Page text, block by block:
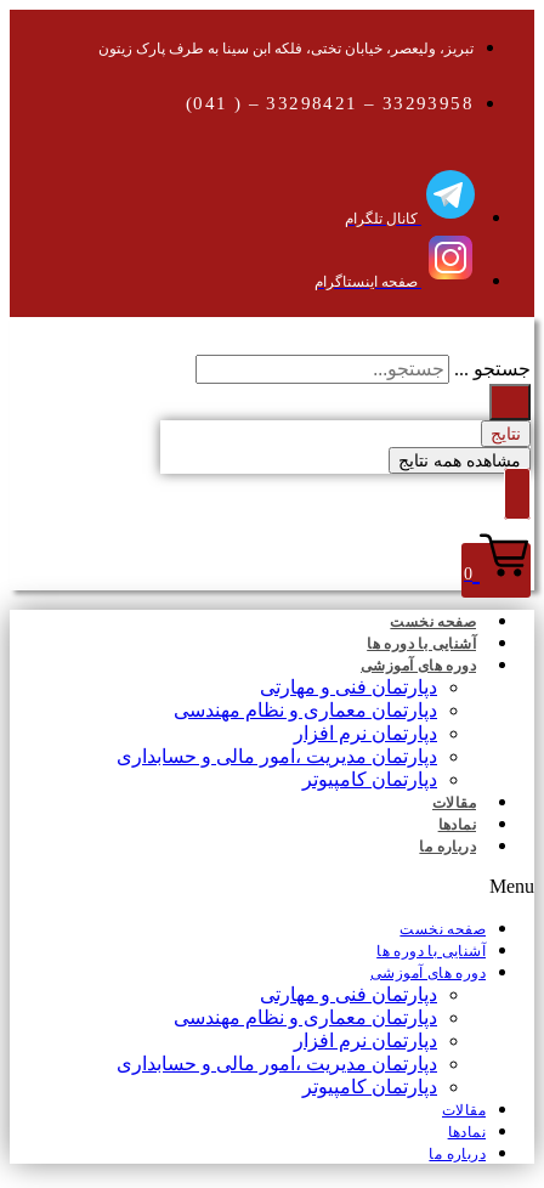
تبریز، ولیعصر، خیابان تختی، فلکه ابن سینا به طرف پارک زیتون
33293958 – 33298421 – ( 041)
کانال تلگرام
صفحه اینستاگرام
جستجو ...
نتایج
مشاهده همه نتایج
0
صفحه نخست
آشنایی با دوره ها
دوره های آموزشی
دپارتمان فنی و مهارتی
دپارتمان معماری و نظام مهندسی
دپارتمان نرم افزار
دپارتمان مدیریت ،امور مالی و حسابداری
دپارتمان کامپیوتر
مقالات
نمادها
درباره ما
Menu
صفحه نخست
آشنایی با دوره ها
دوره های آموزشی
دپارتمان فنی و مهارتی
دپارتمان معماری و نظام مهندسی
دپارتمان نرم افزار
دپارتمان مدیریت ،امور مالی و حسابداری
دپارتمان کامپیوتر
مقالات
نمادها
درباره ما